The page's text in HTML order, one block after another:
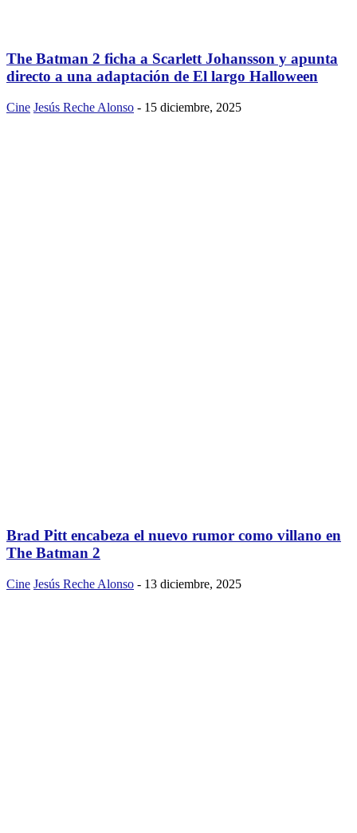
The Batman 2 ficha a Scarlett Johansson y apunta
directo a una adaptación de El largo Halloween
Cine Jesús Reche Alonso - 15 diciembre, 2025
Brad Pitt encabeza el nuevo rumor como villano en
The Batman 2
Cine Jesús Reche Alonso - 13 diciembre, 2025